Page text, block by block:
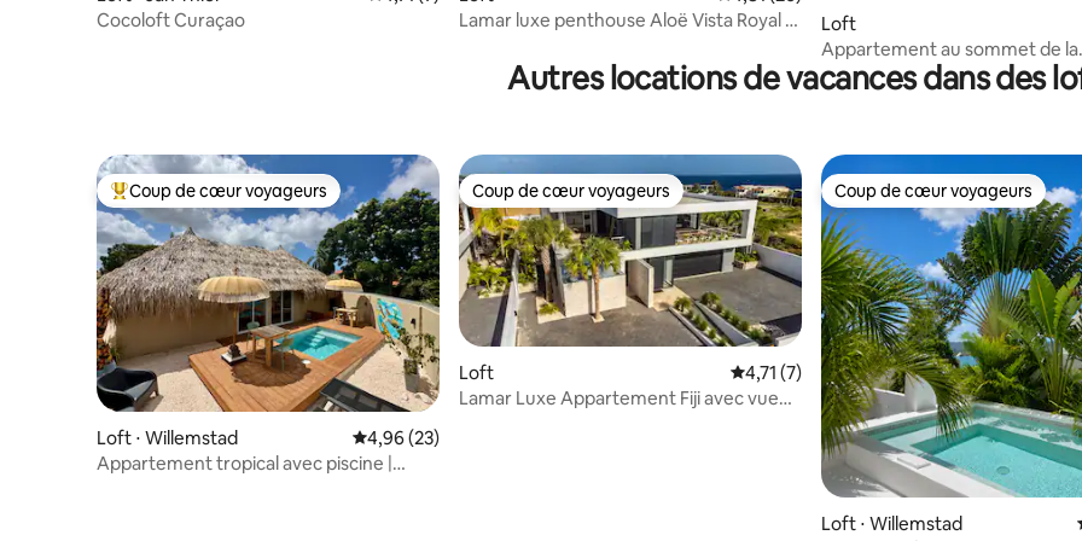
Cocoloft Curaçao
Lamar luxe penthouse Aloë Vista Royal -
Loft
Appartement au sommet de la
montagne
Autres locations de vacances dans des
Coups de cœur voyageurs les plus appréciés
Coup de cœur voyageurs
Loft ⋅ Willemstad Évaluation moyenne sur la base de 23 commentaires : 4,96 sur 5
4,96 (23)
Appartement tropical avec piscine |
Coup de cœur voyageurs
Coup de cœur voyageurs
Loft Évaluation moyenne sur la base de 7
4,71 (7)
Lamar Luxe Appartement Fiji avec vue
Coup de cœur voyageurs
Coup de cœur voyageurs
Loft ⋅ Willemstad